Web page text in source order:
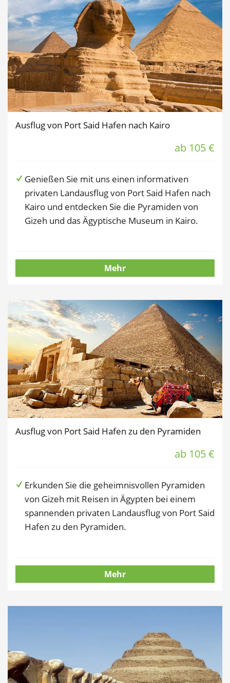
Ausflug von Port Said Hafen nach Kairo
ab 105 €
Genießen Sie mit uns einen informativen
privaten Landausflug von Port Said Hafen nach
Kairo und entdecken Sie die Pyramiden von
Gizeh und das Ägyptische Museum in Kairo.
Mehr
Ausflug von Port Said Hafen zu den Pyramiden
ab 105 €
Erkunden Sie die geheimnisvollen Pyramiden
von Gizeh mit Reisen in Ägypten bei einem
spannenden privaten Landausflug von Port Said
Hafen zu den Pyramiden.
Mehr